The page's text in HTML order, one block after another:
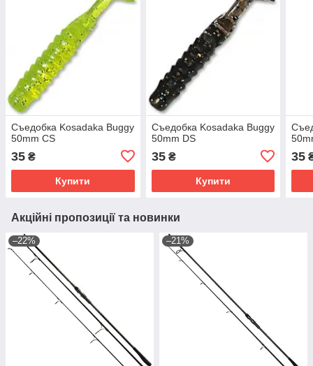
Съедобка Kosadaka Buggy
50mm CS
35 ₴
Купити
Съедобка Kosadaka Buggy
50mm DS
35₴
Купити
35
Акційні пропозиції та новинки
–22% –21%